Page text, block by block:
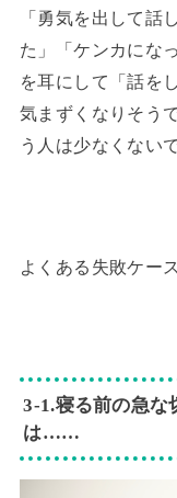
「勇気を出して話
た」「ケンカにな
を耳にして「話を
気まずくなりそう
う人は少なくない
よくある失敗ケー
3‐1.寝る前の急
は……